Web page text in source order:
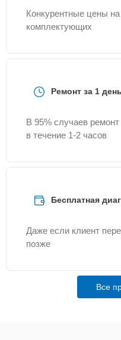
Конкурентные цены
комплектующих
Ремонт за 1 день
В 95% случаев
в течение 1-2 часов
Бесплатная
Даже если клиент
позже
Все